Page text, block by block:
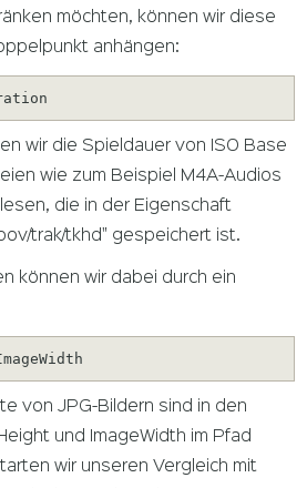
möchten, können wir diese
anhängen:
wir die Spieldauer von ISO Base
wie zum Beispiel M4A-Audios
die in der Eigenschaft
trak/tkhd" gespeichert ist.
können wir dabei durch ein
von JPG-Bildern sind in den
und ImageWidth im Pfad
wir unseren Vergleich mit